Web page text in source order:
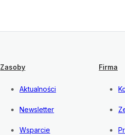
Zasoby
Aktualności
Newsletter
Wsparcie
Firma